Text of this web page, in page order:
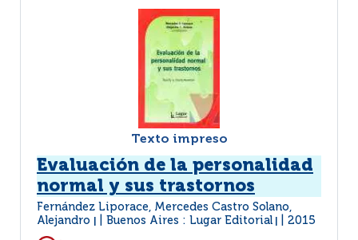
Texto impreso
Evaluación de la personalidad
normal y sus trastornos
Fernández Liporace, Mercedes Castro Solano,
Alejandro
Buenos Aires : Lugar Editorial 2015